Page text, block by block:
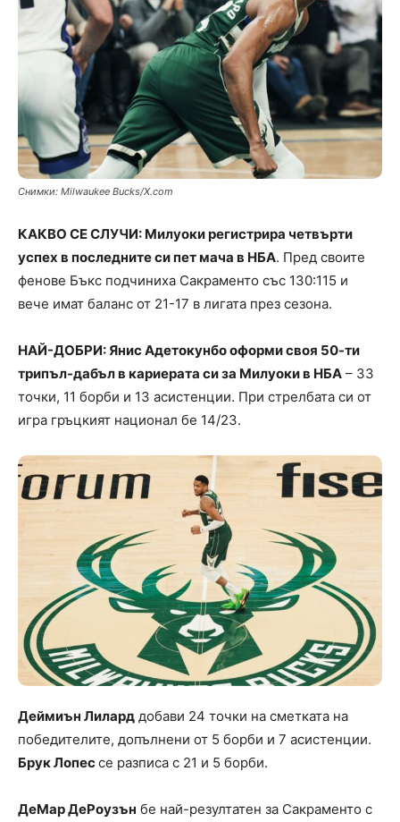
Снимки: Milwaukee Bucks/X.com
КАКВО СЕ СЛУЧИ: Милуоки регистрира четвърти
успех в последните си пет мача в НБА. Пред своите
фенове Бъкс подчиниха Сакраменто със 130:115 и
вече имат баланс от 21-17 в лигата през сезона.
НАЙ-ДОБРИ: Янис Адетокунбо оформи своя 50-ти
трипъл-дабъл в кариерата си за Милуоки в НБА – 33
точки, 11 борби и 13 асистенции. При стрелбата си от
игра гръцкият национал бе 14/23.
Деймиън Лилард добави 24 точки на сметката на
победителите, допълнени от 5 борби и 7 асистенции.
Брук Лопессе разписа с 21 и 5 борби.
ДеМар ДеРоузън бе най-резултатен за Сакраменто с